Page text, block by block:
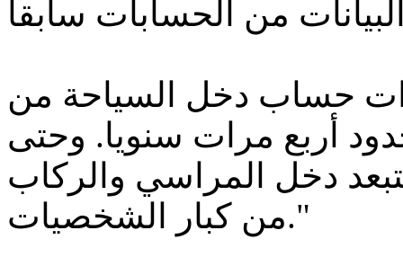
حساب دخل السياحة من
أربع مرات سنويا. وحتى
دخل المراسي والركاب
من كبار الشخصيات."